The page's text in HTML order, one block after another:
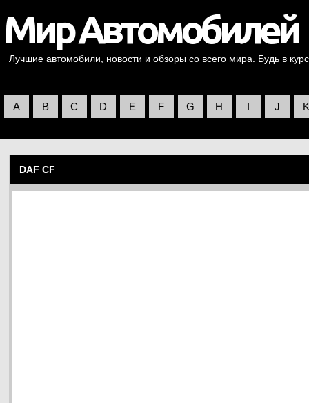
Лучшие автомобили, новости и обзоры со всего мира. Будь в
A B C D E F G H I J K
DAF CF